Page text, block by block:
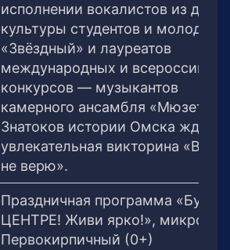
исполнении вокалистов из
культуры студентов и молодёжи
«Звёздный» и лауреатов
международных и
конкурсов — музыкантов
камерного ансамбля «Мюзет».
Знатоков истории Омска ждёт
увлекательная викторина
не верю».
Праздничная программа «Будь в
ЦЕНТРЕ! Живи ярко!»,
Первокирпичный (0+)